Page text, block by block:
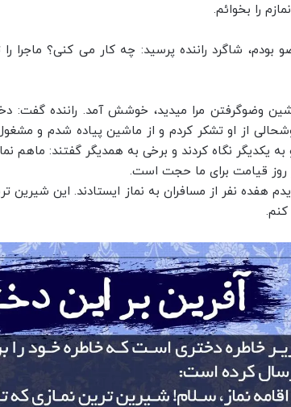
را بخوائم.
شاگرد راننده پرسید: چه کار می کنی؟ ماجرا
وضوگرفتن مرا میدید، خوشش آمد. راننده گفت:
از او تشکر کردم و از ماشین پیاده شدم و
یکدیگر نگاه کردند و برخی به همدیگر گفتند: ماهم
روز قیامت برای ما حجت است.
هفده نفر از مسافران به نماز ایستادند. این شیرین
کنم.